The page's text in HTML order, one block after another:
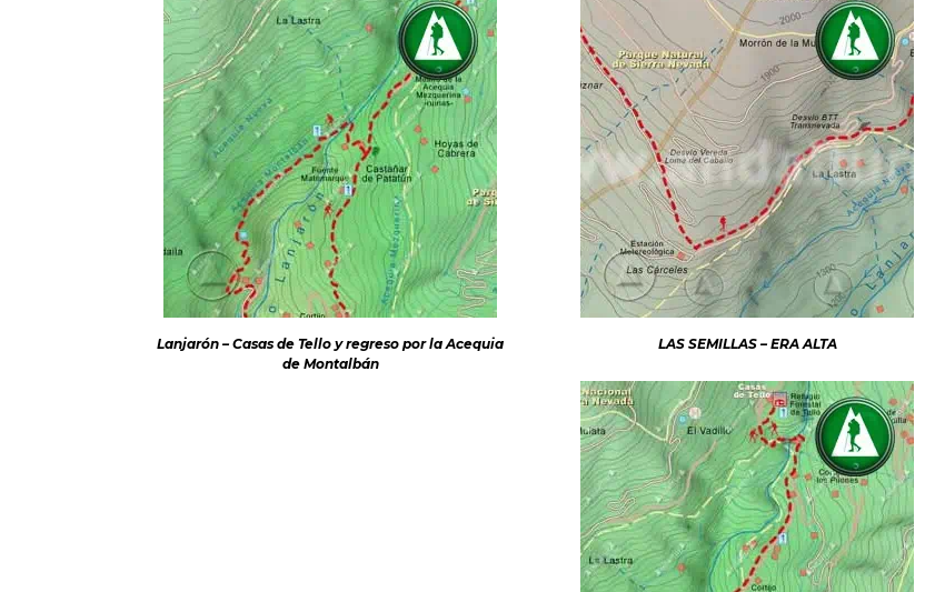
Lanjarón – Casas de Tello y regreso por la Acequia
de Montalbán
LAS SEMILLAS – ERA ALTA